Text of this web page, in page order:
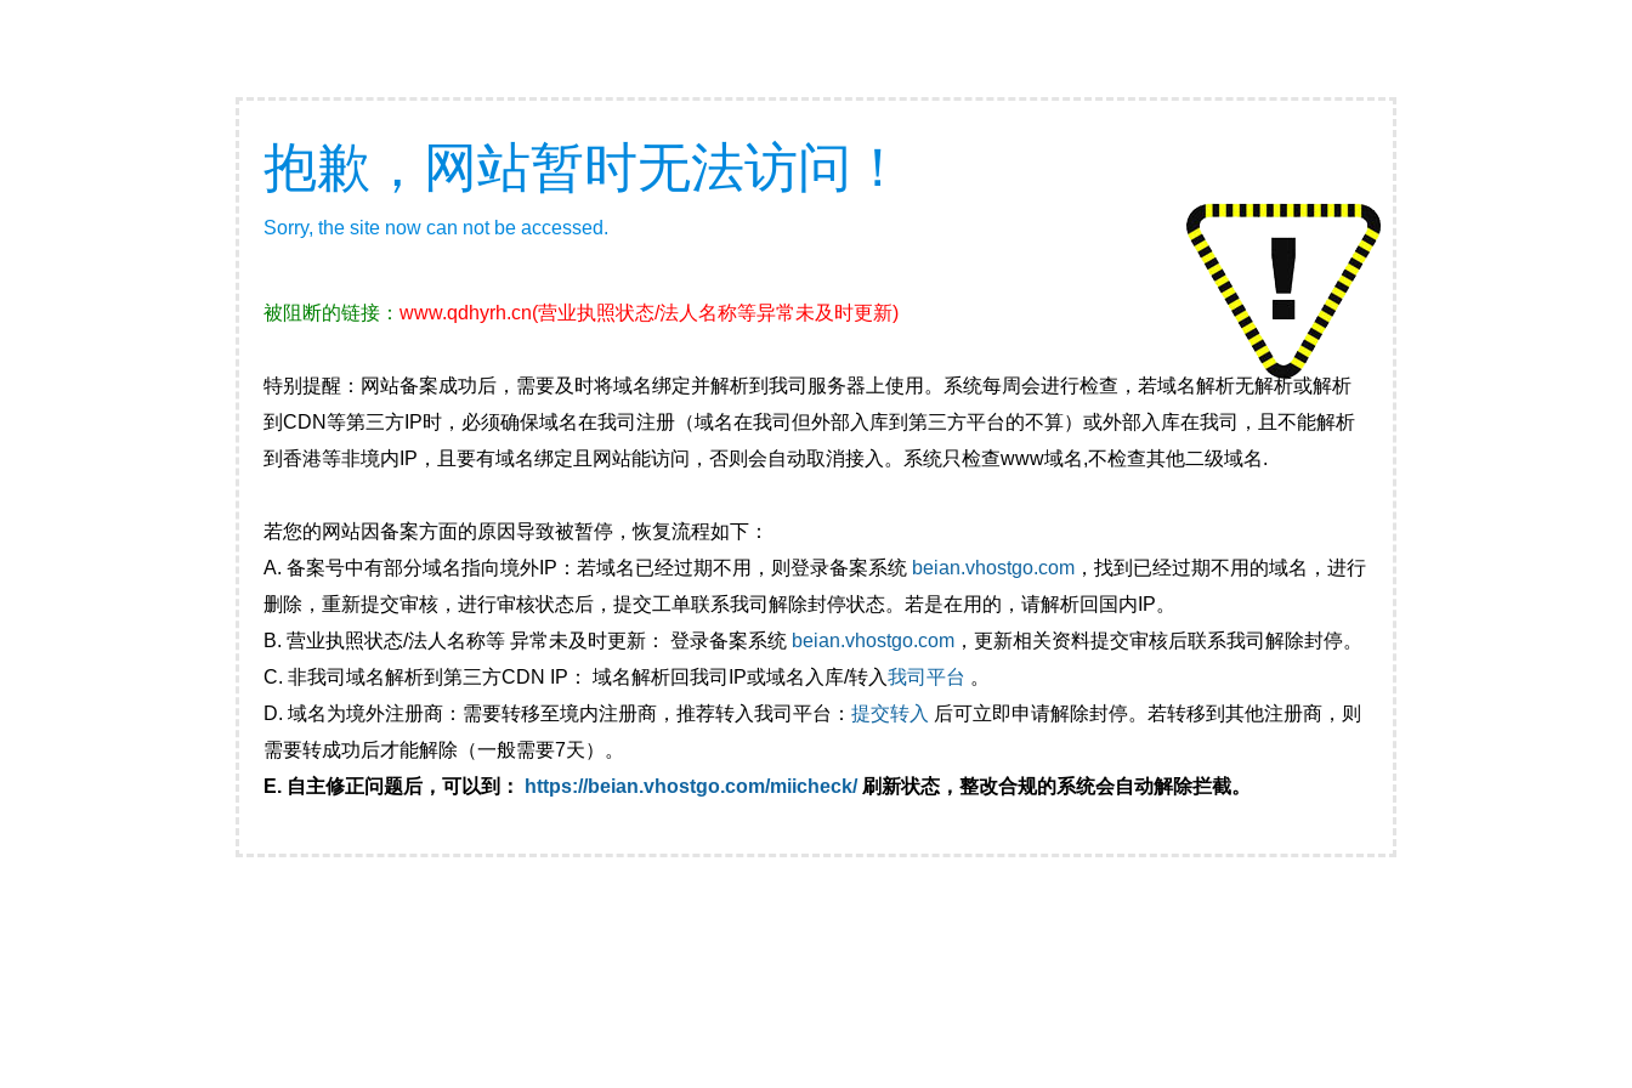
抱歉，网站暂时无法访问！
Sorry, the site now can not be accessed.
被阻断的链接： www.qdhyrh.cn(营业执照状态/法人名称等异常未及时更新)
特别提醒：网站备案成功后，需要及时将域名绑定并解析到我司服务器上使用。系统每周会进行检查，若域名解析无解析或解析
到CDN等第三方IP时，必须确保域名在我司注册（域名在我司但外部入库到第三方平台的不算）或外部入库在我司，且不能解析
到香港等非境内IP，且要有域名绑定且网站能访问，否则会自动取消接入。系统只检查www域名,不检查其他二级域名.
若您的网站因备案方面的原因导致被暂停，恢复流程如下：
A. 备案号中有部分域名指向境外IP：若域名已经过期不用，则登录备案系统 beian.vhostgo.com ，找到已经过期不用的域名，进行
删除，重新提交审核，进行审核状态后，提交工单联系我司解除封停状态。若是在用的，请解析回国内IP。
B. 营业执照状态/法人名称等 异常未及时更新： 登录备案系统 beian.vhostgo.com ，更新相关资料提交审核后联系我司解除封停。
C. 非我司域名解析到第三方CDN IP： 域名解析回我司IP或域名入库/转入我司平台 。
D. 域名为境外注册商：需要转移至境内注册商，推荐转入我司平台： 提交转入 后可立即申请解除封停。若转移到其他注册商，则
需要转成功后才能解除（一般需要7天）。
E. 自主修正问题后，可以到：
https://beian.vhostgo.com/miicheck/刷新状态，整改合规的系统会自动解除拦截。